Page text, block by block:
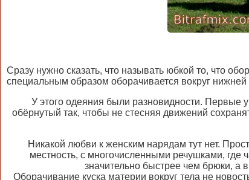
Сразу нужно сказать, что называть юбкой то, что
специальным образом оборачивается вокруг
У этого одеяния были разновидности. Первые
обёрнутый так, чтобы не стесняя движений
Никакой любви к женским нарядам тут нет.
местность, с многочисленными речушками, где
значительно быстрее чем брюки, а
Оборачивание куска материи вокруг тела не